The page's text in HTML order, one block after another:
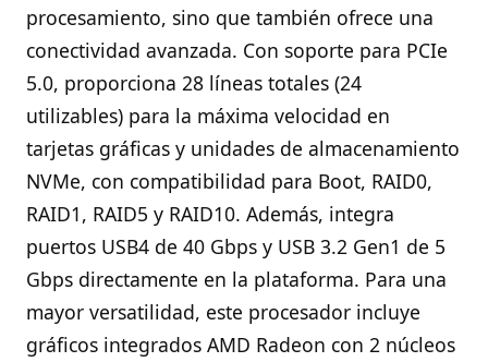
procesamiento, sino que también ofrece una
conectividad avanzada. Con soporte para PCIe
5.0, proporciona 28 líneas totales (24
utilizables) para la máxima velocidad en
tarjetas gráficas y unidades de almacenamiento
NVMe, con compatibilidad para Boot, RAID0,
RAID1, RAID5 y RAID10. Además, integra
puertos USB4 de 40 Gbps y USB 3.2 Gen1 de 5
Gbps directamente en la plataforma. Para una
mayor versatilidad, este procesador incluye
gráficos integrados AMD Radeon con 2 núcleos